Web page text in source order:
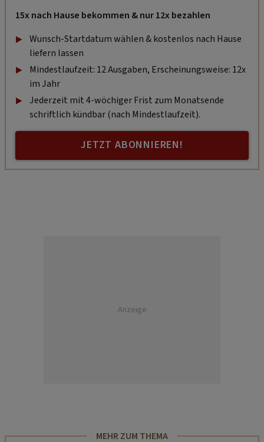
15x nach Hause bekommen & nur 12x bezahlen
Wunsch-Startdatum wählen & kostenlos nach Hause
liefern lassen
Mindestlaufzeit: 12 Ausgaben, Erscheinungsweise: 12x
im Jahr
Jederzeit mit 4-wöchiger Frist zum Monatsende
schriftlich kündbar (nach Mindestlaufzeit).
JETZT ABONNIEREN!
Anzeige
MEHR ZUM THEMA